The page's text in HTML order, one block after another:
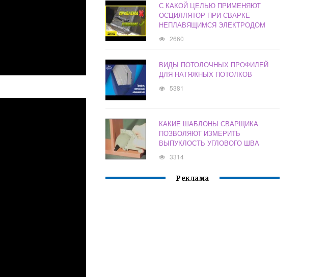
С КАКОЙ ЦЕЛЬЮ ПРИМЕНЯЮТ
ОСЦИЛЛЯТОР ПРИ СВАРКЕ
НЕПЛАВЯЩИМСЯ ЭЛЕКТРОДОМ
2660
ВИДЫ ПОТОЛОЧНЫХ ПРОФИЛЕЙ
ДЛЯ НАТЯЖНЫХ ПОТОЛКОВ
5381
КАКИЕ ШАБЛОНЫ СВАРЩИКА
ПОЗВОЛЯЮТ ИЗМЕРИТЬ
ВЫПУКЛОСТЬ УГЛОВОГО ШВА
3314
Реклама